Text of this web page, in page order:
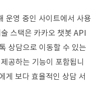
운영 중인 사이트에서 사용
스택은 카카오 챗봇 API
상담으로 이동할 수 있는
공하는 기능이 포함됩니
게 보다 효율적인 상담 서